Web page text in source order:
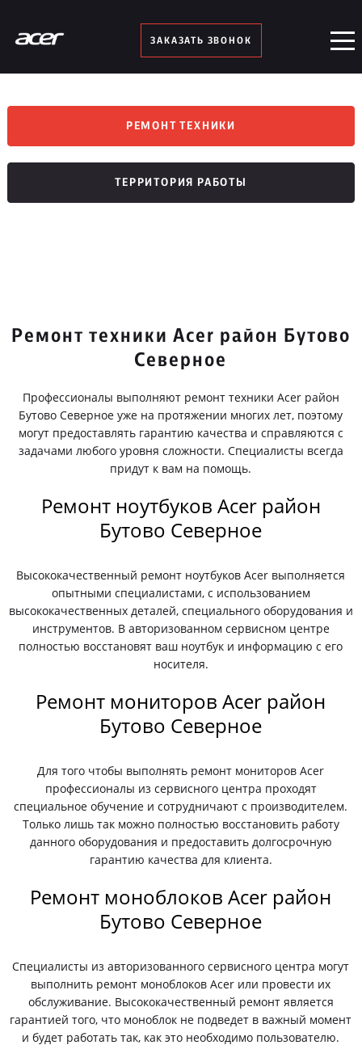
ЗАКАЗАТЬ ЗВОНОК
РЕМОНТ ТЕХНИКИ
ТЕРРИТОРИЯ РАБОТЫ
Ремонт техники Acer район Бутово
Северное
Профессионалы выполняют ремонт техники Acer район
Бутово Северное уже на протяжении многих лет, поэтому
могут предоставлять гарантию качества и справляются с
задачами любого уровня сложности. Специалисты всегда
придут к вам на помощь.
Ремонт ноутбуков Acer район
Бутово Северное
Высококачественный ремонт ноутбуков Acer выполняется
опытными специалистами, с использованием
высококачественных деталей, специального оборудования и
инструментов. В авторизованном сервисном центре
полностью восстановят ваш ноутбук и информацию с его
носителя.
Ремонт мониторов Acer район
Бутово Северное
Для того чтобы выполнять ремонт мониторов Acer
профессионалы из сервисного центра проходят
специальное обучение и сотрудничают с производителем.
Только лишь так можно полностью восстановить работу
данного оборудования и предоставить долгосрочную
гарантию качества для клиента.
Ремонт моноблоков Acer район
Бутово Северное
Специалисты из авторизованного сервисного центра могут
выполнить ремонт моноблоков Acer или провести их
обслуживание. Высококачественный ремонт является
гарантией того, что моноблок не подведет в важный момент
и будет работать так, как это необходимо пользователю.